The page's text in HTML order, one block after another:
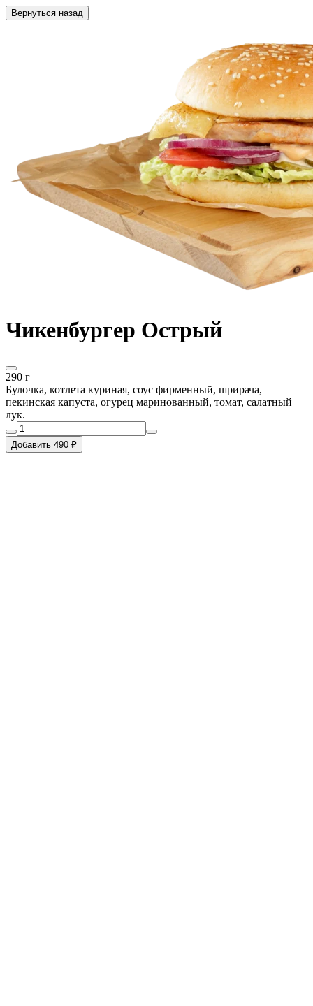
Вернуться назад
Чикенбургер Острый
290 г
Булочка, котлета куриная, соус фирменный, шрирача,
пекинская капуста, огурец маринованный, томат, салатный
лук.
Добавить 490 ₽